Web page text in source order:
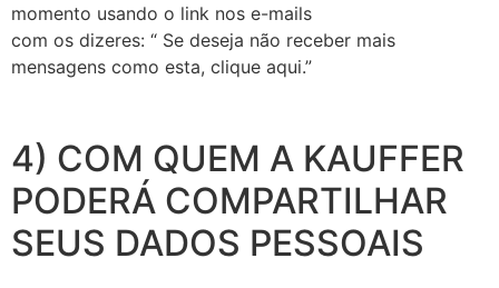
momento usando o link nos e-mails
com os dizeres: “ Se deseja não receber mais
mensagens como esta, clique aqui.”
4) COM QUEM A KAUFFER
PODERÁ COMPARTILHAR
SEUS DADOS PESSOAIS